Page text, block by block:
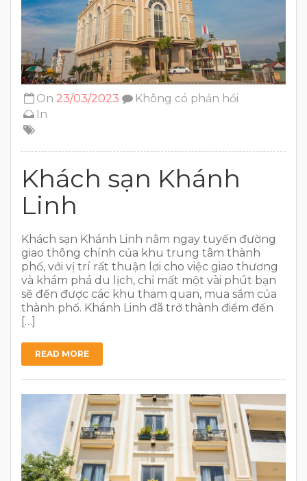
On 23/03/2023
In
Không có phản hồi
Khách sạn Khánh
Linh
Khách sạn Khánh Linh nằm ngay tuyến đường
giao thông chính của khu trung tâm thành
phố, với vị trí rất thuận lợi cho việc giao thương
và khám phá du lịch, chỉ mất một vài phút bạn
sẽ đến được các khu tham quan, mua sắm của
thành phố. Khánh Linh đã trở thành điểm đến
[…]
READ MORE